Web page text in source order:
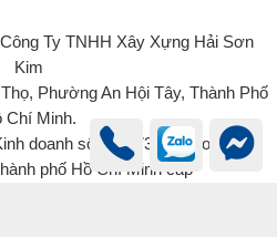
Ty TNHH Xây Xựng Hải Sơn
Kim
Phường An Hội Tây, Thành Phố
Chí Minh.
doanh số 0315734131 do Sở Kế
phố Hồ Chí Minh cấp